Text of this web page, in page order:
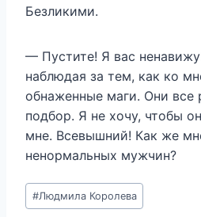
Безликими.
— Пустите! Я вас
наблюдая за тем, как ко
обнаженные маги. Они все
подбор. Я не хочу, чтобы
мне. Всевышний! Как же
ненормальных мужчин?
Метки
записи:
#Людмила Королева